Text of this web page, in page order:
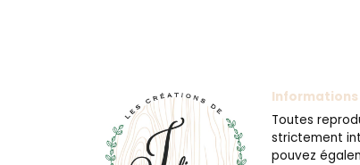
Informations
Toutes
strictement
pouvez